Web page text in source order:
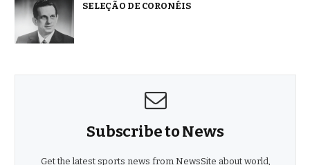
SELEÇÃO DE CORONÉIS
Subscribe to News
Get the latest sports news from NewsSite about world,